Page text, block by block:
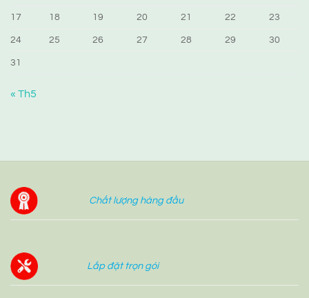
17 18 19 20 21 22 23
24 25 26 27 28 29 30
31
« Th5
Chất lượng hàng đầu
Lắp đặt trọn gói